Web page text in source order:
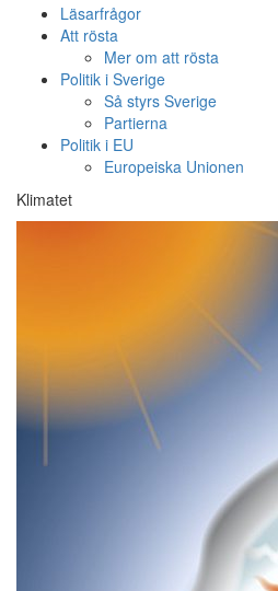
Läsarfrågor
Att rösta
Mer om att rösta
Politik i Sverige
Så styrs Sverige
Partierna
Politik i EU
Europeiska Unionen
Klimatet